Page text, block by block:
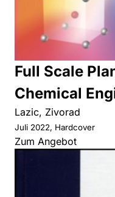
Full Scale
Chemical
Lazic, Zivorad
Juli 2022, Hardcover
Zum Angebot